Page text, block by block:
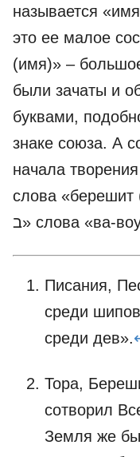
называется
это ее малое
(имя)» –
были зачаты и
буквами,
знаке союза. А
начала
слова «берешит
Писания,
среди
среди дев».
Тора,
сотворил
Земля же